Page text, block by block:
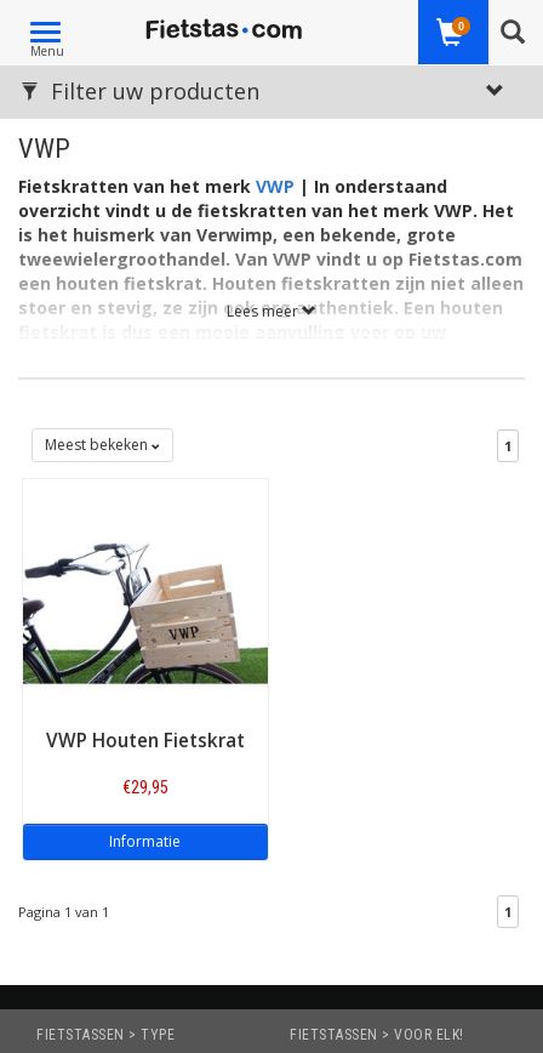
Toggle
navigation
Menu
0
VWP
Fietskratten van het merk VWP | In onderstaand
overzicht vindt u de fietskratten van het merk VWP. Het
is het huismerk van Verwimp, een bekende, grote
tweewielergroothandel. Van VWP vindt u op Fietstas.com
een houten fietskrat. Houten fietskratten zijn niet alleen
stoer en stevig, ze zijn ook erg authentiek. Een houten
toonaangevende leverancier al sinds 1970.
producten van dit merk op Fietstas.com zien? Op onze
merkenpaginavindt u het complete aanbod.
De voordelen van Fietstas.com:
Nederlands bekendste fietstassenwebshop!
Betrouwbare levering:
Uitstekende serviceen online bereikbaarheid
Beste reviews:zeer hoge waardering van onze klanten
Lees meer
Filter uw producten
Meest bekeken 1
VWP Houten Fietskrat
€29,95
Informatie
Pagina 1 van 1 1
FIETSTASSEN > TYPE FIETSTASSEN > VOOR ELK!